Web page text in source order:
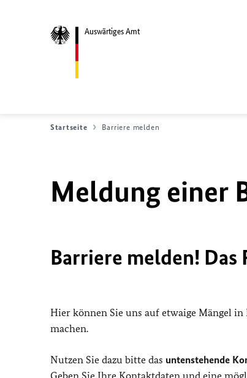
Auswärtiges Amt
Startseite Barriere melden
Meldung einer
Barriere melden!
Hier können Sie uns auf etwaige Mängel
machen.
Nutzen Sie dazu bitte das untenstehende
Geben Sie Ihre Kontaktdaten und eine